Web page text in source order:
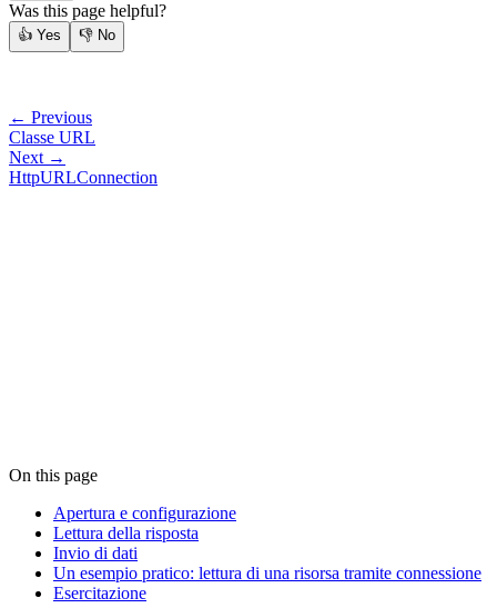
Was this page helpful?
👍 Yes 👎 No
← Previous
Classe URL
Next →
HttpURLConnection
On this page
Apertura e configurazione
Lettura della risposta
Invio di dati
Un esempio pratico: lettura di una risorsa tramite connessione
Esercitazione